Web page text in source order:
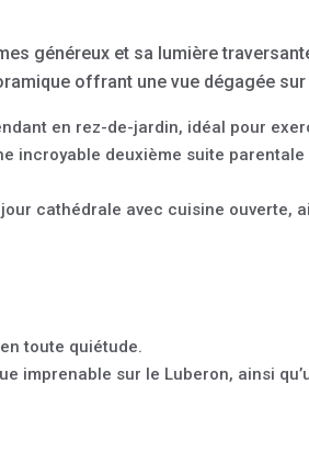
généreux et sa lumière
offrant une vue dégagée
en rez-de-jardin, idéal pour
incroyable deuxième suite
cathédrale avec cuisine ouverte,
toute quiétude.
imprenable sur le Luberon, ainsi